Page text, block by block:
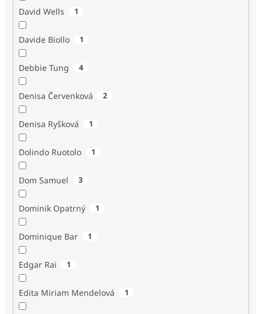
David Wells 1
Davide Biollo 1
Debbie Tung 4
Denisa Červenková 2
Denisa Ryšková 1
Dolindo Ruotolo 1
Dom Samuel 3
Dominik Opatrný 1
Dominique Bar 1
Edgar Rai 1
Edita Miriam Mendelová 1